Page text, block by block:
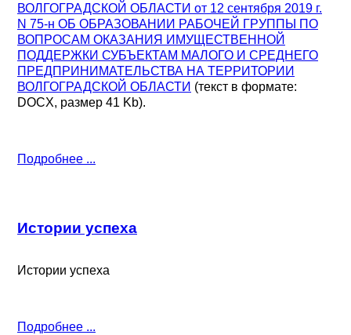
ВОЛГОГРАДСКОЙ ОБЛАСТИ от 12 сентября 2019 г.
N 75-н ОБ ОБРАЗОВАНИИ РАБОЧЕЙ ГРУППЫ ПО
ВОПРОСАМ ОКАЗАНИЯ ИМУЩЕСТВЕННОЙ
ПОДДЕРЖКИ СУБЪЕКТАМ МАЛОГО И СРЕДНЕГО
ПРЕДПРИНИМАТЕЛЬСТВА НА ТЕРРИТОРИИ
ВОЛГОГРАДСКОЙ ОБЛАСТИ (текст в формате:
DOCX, размер 41 Kb).
Подробнее ...
Истории успеха
Истории успеха
Подробнее ...